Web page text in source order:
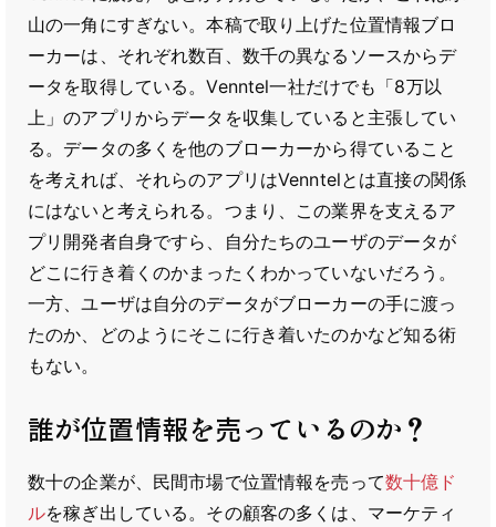
山の一角にすぎない。本稿で取り上げた位置情報ブロ
ーカーは、それぞれ数百、数千の異なるソースからデ
ータを取得している。Venntel一社だけでも「8万以
上」のアプリからデータを収集していると主張してい
る。データの多くを他のブローカーから得ていること
を考えれば、それらのアプリはVenntelとは直接の関係
にはないと考えられる。つまり、この業界を支えるア
プリ開発者自身ですら、自分たちのユーザのデータが
どこに行き着くのかまったくわかっていないだろう。
一方、ユーザは自分のデータがブローカーの手に渡っ
たのか、どのようにそこに行き着いたのかなど知る術
もない。
誰が位置情報を売っているのか？
数十の企業が、民間市場で位置情報を売って数十億ド
ルを稼ぎ出している。その顧客の多くは、マーケティ